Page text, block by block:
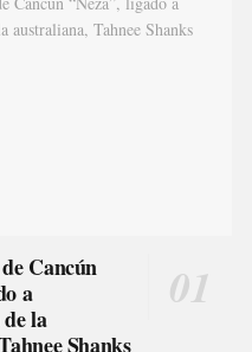
Cancún
a
la
Shanks